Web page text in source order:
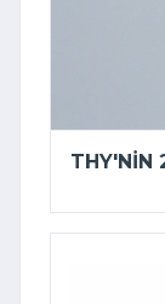
THY'NIN